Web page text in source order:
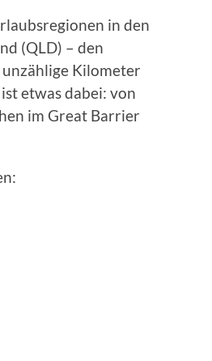
in den
(QLD) – den
unzählige Kilometer
etwas dabei: von
im Great Barrier